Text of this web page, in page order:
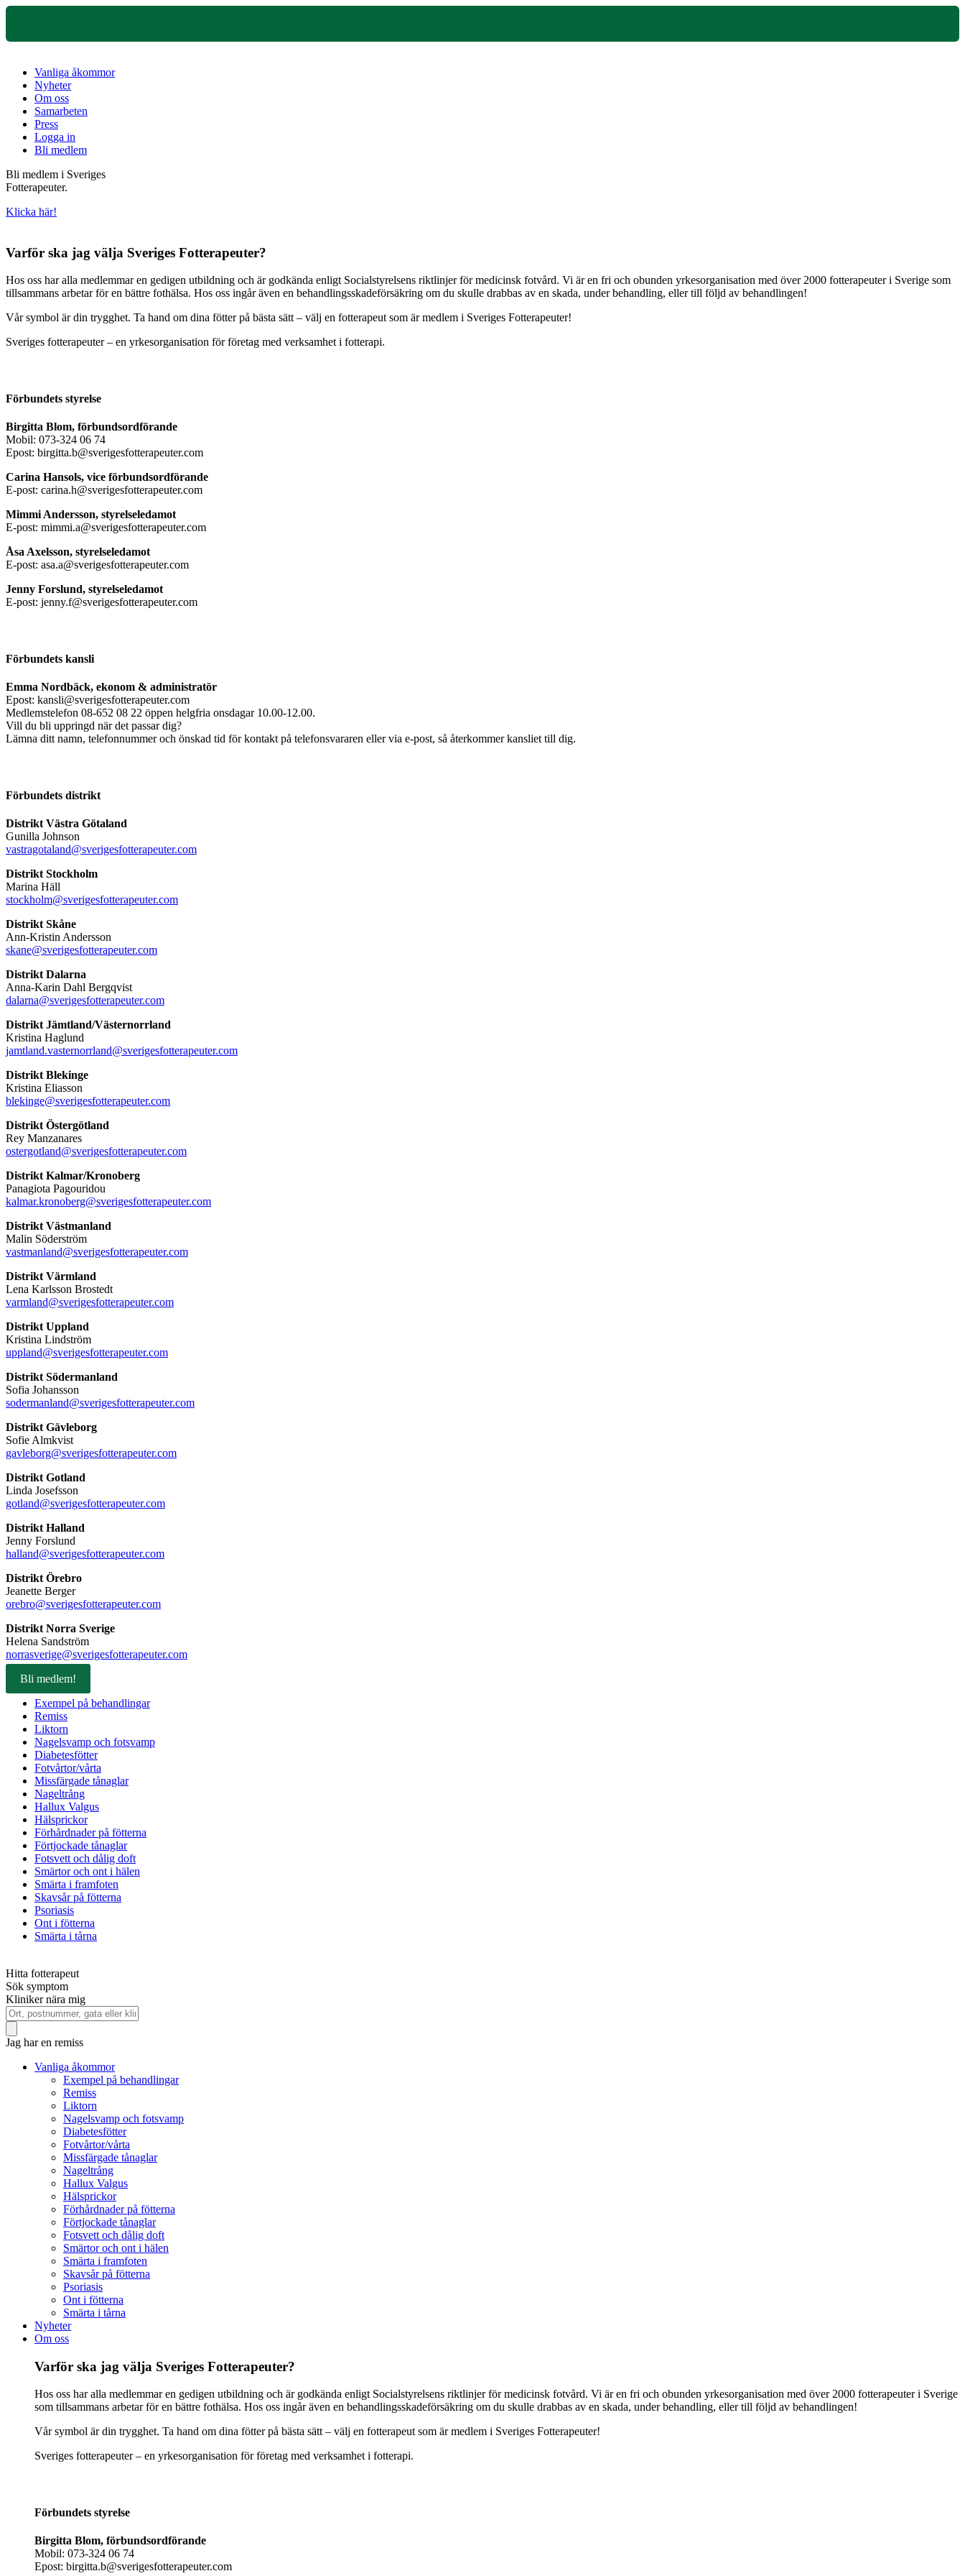
Vanliga åkommor
Nyheter
Om oss
Samarbeten
Press
Logga in
Bli medlem
Bli medlem i Sveriges
Fotterapeuter.
Klicka här!
Varför ska jag välja Sveriges Fotterapeuter?
Hos oss har alla medlemmar en gedigen utbildning och är godkända enligt Socialstyrelsens riktlinjer för medicinsk fotvård. Vi är en fri och obunden yrkesorganisation med över 2000 fotterapeuter i Sverige som
tillsammans arbetar för en bättre fothälsa. Hos oss ingår även en behandlingsskadeförsäkring om du skulle drabbas av en skada, under behandling, eller till följd av behandlingen!
Vår symbol är din trygghet. Ta hand om dina fötter på bästa sätt – välj en fotterapeut som är medlem i Sveriges Fotterapeuter!
Sveriges fotterapeuter – en yrkesorganisation för företag med verksamhet i fotterapi.
Förbundets styrelse
Birgitta Blom, förbundsordförande
Mobil: 073-324 06 74
Epost: birgitta.b@sverigesfotterapeuter.com
Carina Hansols, vice förbundsordförande
E-post: carina.h@sverigesfotterapeuter.com
Mimmi Andersson, styrelseledamot
E-post: mimmi.a@sverigesfotterapeuter.com
Åsa Axelsson, styrelseledamot
E-post: asa.a@sverigesfotterapeuter.com
Jenny Forslund, styrelseledamot
E-post: jenny.f@sverigesfotterapeuter.com
Förbundets kansli
Emma Nordbäck, ekonom & administratör
Epost: kansli@sverigesfotterapeuter.com
Medlemstelefon 08-652 08 22 öppen helgfria onsdagar 10.00-12.00.
Vill du bli uppringd när det passar dig?
Lämna ditt namn, telefonnummer och önskad tid för kontakt på telefonsvararen eller via e-post, så återkommer kansliet till dig.
Förbundets distrikt
Distrikt Västra Götaland
Gunilla Johnson
vastragotaland@sverigesfotterapeuter.com
Distrikt Stockholm
Marina Häll
stockholm@sverigesfotterapeuter.com
Distrikt Skåne
Ann-Kristin Andersson
skane@sverigesfotterapeuter.com
Distrikt Dalarna
Anna-Karin Dahl Bergqvist
dalarna@sverigesfotterapeuter.com
Distrikt Jämtland/Västernorrland
Kristina Haglund
jamtland.vasternorrland@sverigesfotterapeuter.com
Distrikt Blekinge
Kristina Eliasson
blekinge@sverigesfotterapeuter.com
Distrikt Östergötland
Rey Manzanares
ostergotland@sverigesfotterapeuter.com
Distrikt Kalmar/Kronoberg
Panagiota Pagouridou
kalmar.kronoberg@sverigesfotterapeuter.com
Distrikt Västmanland
Malin Söderström
vastmanland@sverigesfotterapeuter.com
Distrikt Värmland
Lena Karlsson Brostedt
varmland@sverigesfotterapeuter.com
Distrikt Uppland
Kristina Lindström
uppland@sverigesfotterapeuter.com
Distrikt Södermanland
Sofia Johansson
sodermanland@sverigesfotterapeuter.com
Distrikt Gävleborg
Sofie Almkvist
gavleborg@sverigesfotterapeuter.com
Distrikt Gotland
Linda Josefsson
gotland@sverigesfotterapeuter.com
Distrikt Halland
Jenny Forslund
halland@sverigesfotterapeuter.com
Distrikt Örebro
Jeanette Berger
orebro@sverigesfotterapeuter.com
Distrikt Norra Sverige
Helena Sandström
norrasverige@sverigesfotterapeuter.com
Bli medlem!
Exempel på behandlingar
Remiss
Liktorn
Nagelsvamp och fotsvamp
Diabetesfötter
Fotvårtor/vårta
Missfärgade tånaglar
Nageltrång
Hallux Valgus
Hälsprickor
Förhårdnader på fötterna
Förtjockade tånaglar
Fotsvett och dålig doft
Smärtor och ont i hälen
Smärta i framfoten
Skavsår på fötterna
Psoriasis
Ont i fötterna
Smärta i tårna
Hitta fotterapeut
Sök symptom
Kliniker nära mig
Jag har en remiss
Vanliga åkommor
Exempel på behandlingar
Remiss
Liktorn
Nagelsvamp och fotsvamp
Diabetesfötter
Fotvårtor/vårta
Missfärgade tånaglar
Nageltrång
Hallux Valgus
Hälsprickor
Förhårdnader på fötterna
Förtjockade tånaglar
Fotsvett och dålig doft
Smärtor och ont i hälen
Smärta i framfoten
Skavsår på fötterna
Psoriasis
Ont i fötterna
Smärta i tårna
Nyheter
Om oss
Varför ska jag välja Sveriges Fotterapeuter?
Hos oss har alla medlemmar en gedigen utbildning och är godkända enligt Socialstyrelsens riktlinjer för medicinsk fotvård. Vi är en fri och obunden yrkesorganisation med över 2000 fotterapeuter i Sverige
som tillsammans arbetar för en bättre fothälsa. Hos oss ingår även en behandlingsskadeförsäkring om du skulle drabbas av en skada, under behandling, eller till följd av behandlingen!
Vår symbol är din trygghet. Ta hand om dina fötter på bästa sätt – välj en fotterapeut som är medlem i Sveriges Fotterapeuter!
Sveriges fotterapeuter – en yrkesorganisation för företag med verksamhet i fotterapi.
Förbundets styrelse
Birgitta Blom, förbundsordförande
Mobil: 073-324 06 74
Epost: birgitta.b@sverigesfotterapeuter.com